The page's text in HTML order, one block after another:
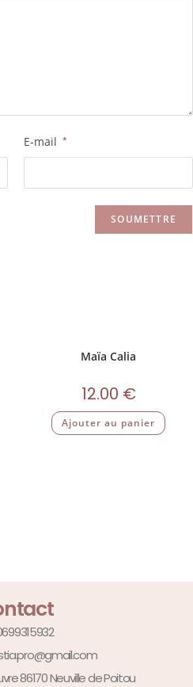
E-mail *
Maïa Calia
12.00 €
Ajouter au panier
86170 Neuville de Poitou